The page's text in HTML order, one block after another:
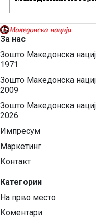
За нас
Зошто Македонска
1971
Зошто Македонска
2009
Зошто Македонска
2026
Импресум
Маркетинг
Контакт
Категории
На прво место
Коментари